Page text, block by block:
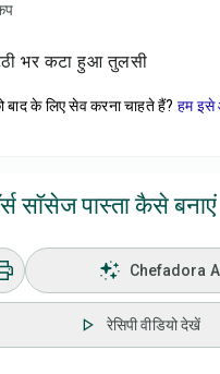
भर कटा हुआ तुलसी
बाद के लिए सेव करना चाहते हैं? हम
सॉसेज पास्ता कैसे बनाएं
Chefadora
रेसिपी वीडियो देखें